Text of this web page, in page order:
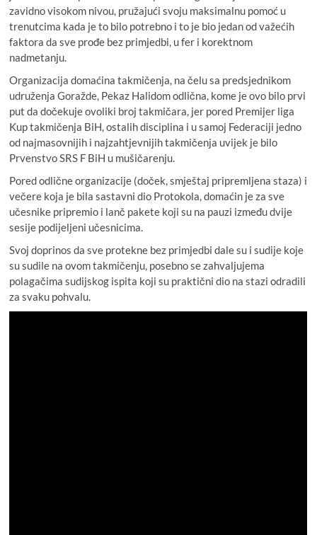
zavidno visokom nivou, pružajući svoju maksimalnu pomoć u
trenutcima kada je to bilo potrebno i to je bio jedan od važećih
faktora da sve prođe bez primjedbi, u fer i korektnom
nadmetanju.
Organizacija domaćina takmičenja, na čelu sa predsjednikom
udruženja Goražde, Pekaz Halidom odlična, kome je ovo bilo prvi
put da dočekuje ovoliki broj takmičara, jer pored Premijer liga
Kup takmičenja BiH, ostalih disciplina i u samoj Federaciji jedno
od najmasovnijih i najzahtjevnijih takmičenja uvijek je bilo
Prvenstvo SRS F BiH u mušičarenju.
Pored odlične organizacije (doček, smještaj pripremljena staza) i
večere koja je bila sastavni dio Protokola, domaćin je za sve
učesnike pripremio i lanč pakete koji su na pauzi između dvije
sesije podijeljeni učesnicima.
Svoj doprinos da sve protekne bez primjedbi dale su i sudije koje
su sudile na ovom takmičenju, posebno se zahvaljujema
polagačima sudijskog ispita koji su praktični dio na stazi odradili
za svaku pohvalu.